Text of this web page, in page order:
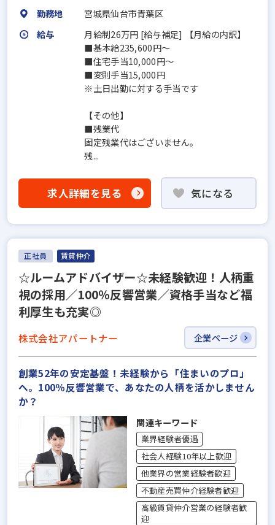
勤務地
宮城県仙台市青葉区
給与
月給制26万円 [給与補足] 【月給の内訳】
■基本給235,600円～
■住宅手当10,000円～
■変則手当15,000円
※土日出勤に対する手当です
【その他】
■残業代
固定残業代はございません。
残...
求人詳細を見る 気になる
正社員 賃貸仲介
☆ルームアドバイザー☆未経験歓迎！人柄重
視の採用／100％反響営業／資格手当など福
利厚生も充実◎
株式会社アパートナー 企業ページ
創業52年の安定基盤！未経験から「住まいのプロ」
へ。100％反響営業で、あなたの人柄を活かしません
か？
関連キーワード
業界経験者優遇
社会人経験10年以上歓迎
他業界の営業経験者歓迎
不動産売買仲介経験者歓迎
高級賃貸仲介営業の経験者歓
迎